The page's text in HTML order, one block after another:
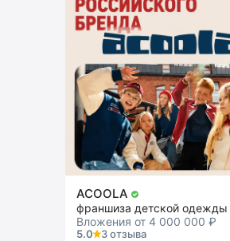
ACOOLA
франшиза детской одежды
Вложения от 4 000 000 ₽
5.0
3 отзыва